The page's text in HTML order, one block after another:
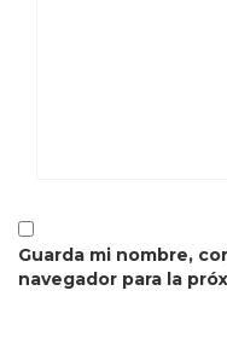
Guarda mi nombre,
navegador para la